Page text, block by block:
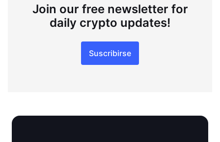
Join our free newsletter for
daily crypto updates!
Suscribirse